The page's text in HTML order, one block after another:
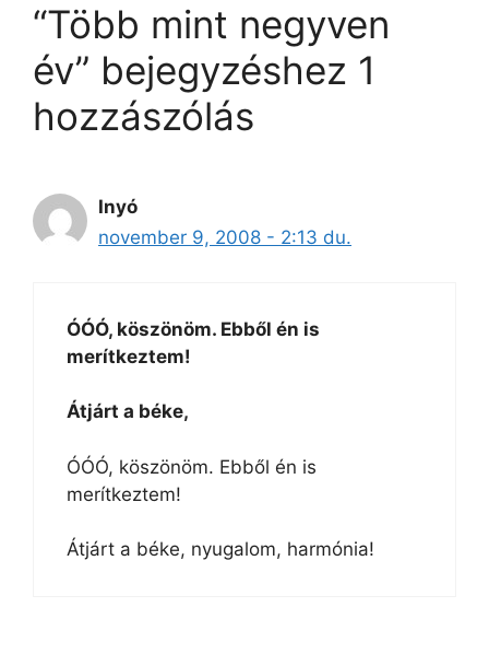
“Több mint negyven
év” bejegyzéshez 1
hozzászólás
Inyó
november 9, 2008 - 2:13 du.
ÓÓÓ, köszönöm. Ebből én is
merítkeztem!
Átjárt a béke,
ÓÓÓ, köszönöm. Ebből én is
merítkeztem!
Átjárt a béke, nyugalom, harmónia!